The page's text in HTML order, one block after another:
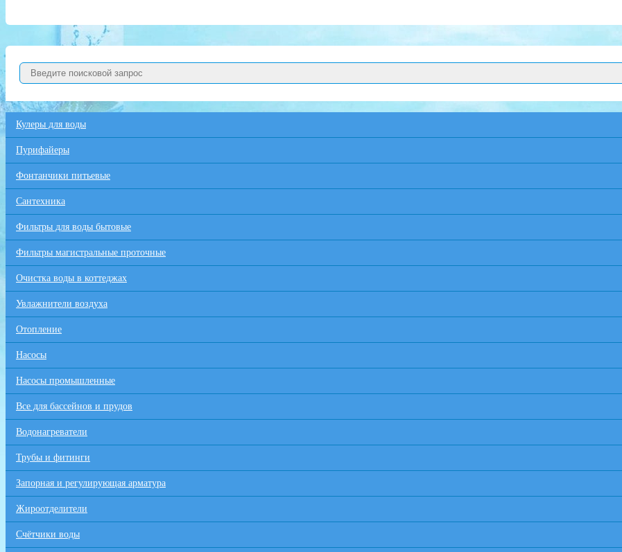
Кулеры для воды
Пурифайеры
Фонтанчики питьевые
Сантехника
Фильтры для воды бытовые
Фильтры магистральные проточные
Очистка воды в коттеджах
Увлажнители воздуха
Отопление
Насосы
Насосы промышленные
Все для бaссейнов и прудов
Водонагреватели
Трубы и фитинги
Запорная и регулирующая арматура
Жироотделители
Счётчики воды